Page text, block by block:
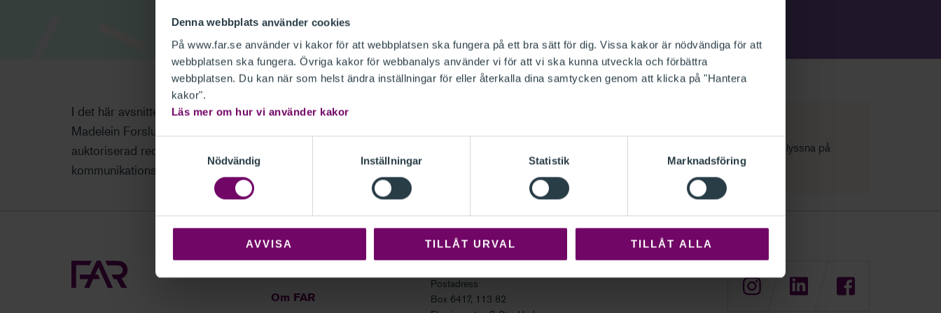
Denna webbplats använder cookies
På www.far.se använder vi kakor för att webbplatsen ska fungera på ett bra sätt för dig. Vissa kakor är nödvändiga för att
webbplatsen ska fungera. Övriga kakor för webbanalys använder vi för att vi ska kunna utveckla och förbättra
webbplatsen. Du kan när som helst ändra inställningar för eller återkalla dina samtycken genom att klicka på "Hantera
kakor".
Läs mer om hur vi använder kakor
Nödvändig
Inställningar Statistik Marknadsföring
AVVISA TILLÅT URVAL TILLÅT ALLA
I det här avsnittet tar vi upp nyheterna du bör känna till inför bokslutet 2025. Gäster:
Madelein Forslund som är redovisningsspecialist på Aspia Camilla Carlsson,
auktoriserad redovisningskonsult på FAR Samtalet leds av FAR:s
kommunikationschef Pernilla Halling
för att lyssna på
denna podcast.
Om FAR
Postadress
Box 6417, 113 82